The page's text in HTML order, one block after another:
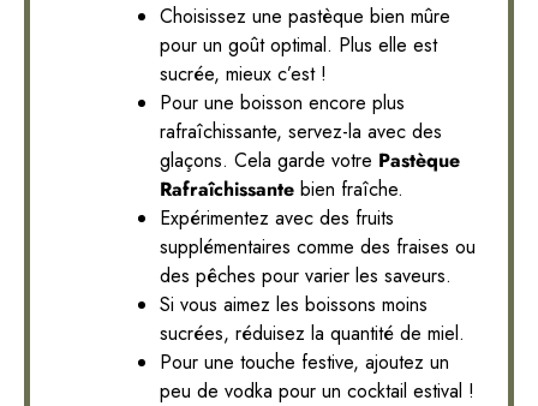
Choisissez une pastèque bien mûre
pour un goût optimal. Plus elle est
sucrée, mieux c’est !
Pour une boisson encore plus
rafraîchissante, servez-la avec des
glaçons. Cela garde votre Pastèque
Rafraîchissante bien fraîche.
Expérimentez avec des fruits
supplémentaires comme des fraises ou
des pêches pour varier les saveurs.
Si vous aimez les boissons moins
sucrées, réduisez la quantité de miel.
Pour une touche festive, ajoutez un
peu de vodka pour un cocktail estival !